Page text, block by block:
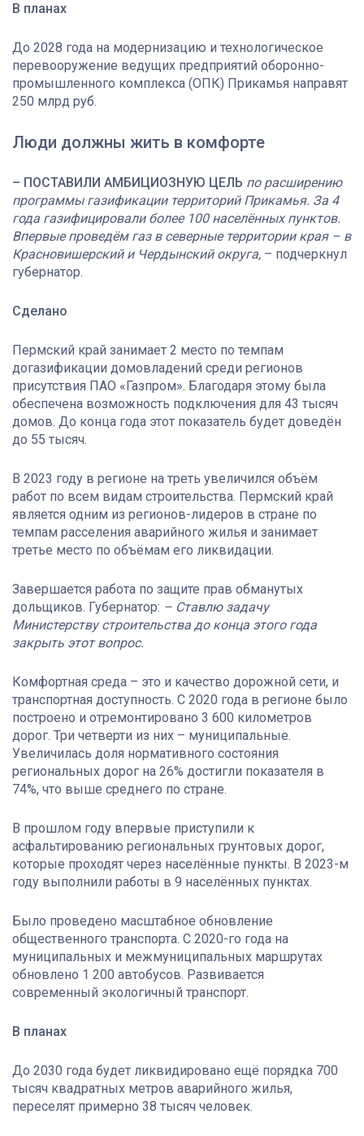
В планах
До 2028 года на модернизацию и технологическое
перевооружение ведущих предприятий оборонно-
промышленного комплекса (ОПК) Прикамья направят
250 млрд руб.
Люди должны жить в комфорте
– ПОСТАВИЛИ АМБИЦИОЗНУЮ ЦЕЛЬ по расширению
программы газификации территорий Прикамья. За 4
года газифицировали более 100 населённых пунктов.
Впервые проведём газ в северные территории края – в
Красновишерский и Чердынский округа, – подчеркнул
губернатор.
Сделано
Пермский край занимает 2 место по темпам
догазификации домовладений среди регионов
присутствия ПАО «Газпром». Благодаря этому была
обеспечена возможность подключения для 43 тысяч
домов. До конца года этот показатель будет доведён
до 55 тысяч.
В 2023 году в регионе на треть увеличился объём
работ по всем видам строительства. Пермский край
является одним из регионов-лидеров в стране по
темпам расселения аварийного жилья и занимает
третье место по объёмам его ликвидации.
Завершается работа по защите прав обманутых
дольщиков. Губернатор: – Ставлю задачу
Министерству строительства до конца этого года
закрыть этот вопрос.
Комфортная среда – это и качество дорожной сети, и
транспортная доступность. С 2020 года в регионе было
построено и отремонтировано 3 600 километров
дорог. Три четверти из них – муниципальные.
Увеличилась доля нормативного состояния
региональных дорог на 26% достигли показателя в
74%, что выше среднего по стране.
В прошлом году впервые приступили к
асфальтированию региональных грунтовых дорог,
которые проходят через населённые пункты. В 2023-м
году выполнили работы в 9 населённых пунктах.
Было проведено масштабное обновление
общественного транспорта. С 2020-го года на
муниципальных и межмуниципальных маршрутах
обновлено 1 200 автобусов. Развивается
современный экологичный транспорт.
В планах
До 2030 года будет ликвидировано ещё порядка 700
тысяч квадратных метров аварийного жилья,
переселят примерно 38 тысяч человек.